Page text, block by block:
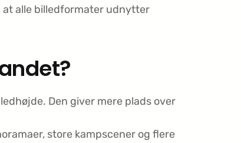
alle billedformater udnytter
Den giver mere plads over
store kampscener og flere